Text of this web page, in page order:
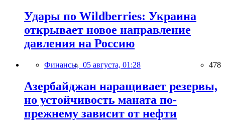
Удары по Wildberries: Украина
открывает новое направление
давления на Россию
Финансы, 05 августа, 01:28 478
Азербайджан наращивает резервы,
но устойчивость маната по-
прежнему зависит от нефти